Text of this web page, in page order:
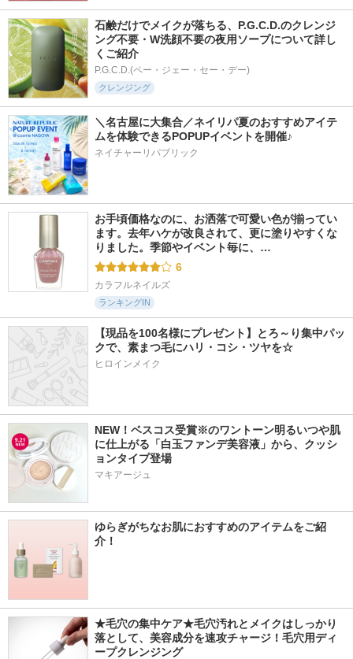
石鹸だけでメイクが落ちる、P.G.C.D.のクレンジ
ング不要・W洗顔不要の夜用ソープについて詳し
くご紹介
P.G.C.D.(ペー・ジェー・セー・デー)
クレンジング
＼名古屋に大集合／ネイリパ夏のおすすめアイテ
ムを体験できるPOPUPイベントを開催♪
ネイチャーリパブリック
お手頃価格なのに、お洒落で可愛い色が揃ってい
ます。去年ハケが改良されて、更に塗りやすくな
りました。季節やイベント毎に、…
6
カラフルネイルズ
ランキングIN
【現品を100名様にプレゼント】とろ～り集中パッ
クで、素まつ毛にハリ・コシ・ツヤを☆
ヒロインメイク
NEW！ベスコス受賞※のワントーン明るいつや肌
に仕上がる「白玉ファンデ美容液」から、クッシ
ョンタイプ登場
マキアージュ
ゆらぎがちなお肌におすすめのアイテムをご紹
介！
★毛穴の集中ケア★毛穴汚れとメイクはしっかり
落として、美容成分を速攻チャージ！毛穴用ディ
ープクレンジング